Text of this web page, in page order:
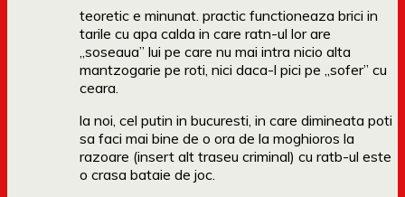
teoretic e minunat. practic functioneaza brici in
tarile cu apa calda in care ratn-ul lor are
„soseaua” lui pe care nu mai intra nicio alta
mantzogarie pe roti, nici daca-l pici pe „sofer” cu
ceara.
la noi, cel putin in bucuresti, in care dimineata poti
sa faci mai bine de o ora de la moghioros la
razoare (insert alt traseu criminal) cu ratb-ul este
o crasa bataie de joc.